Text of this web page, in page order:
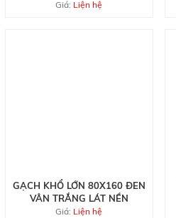
MỚI
Giá: Liện hệ
GẠCH KHỔ LỚN 80X160 ĐEN
VÂN TRẮNG LÁT NỀN
Giá: Liện hệ